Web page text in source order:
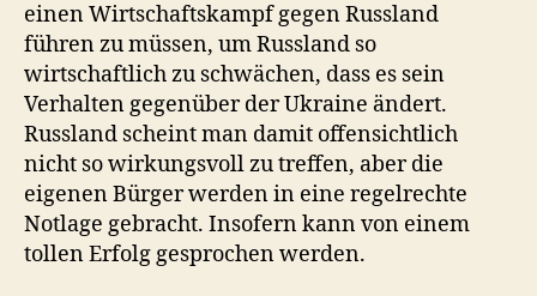
einen Wirtschaftskampf gegen Russland
führen zu müssen, um Russland so
wirtschaftlich zu schwächen, dass es sein
Verhalten gegenüber der Ukraine ändert.
Russland scheint man damit offensichtlich
nicht so wirkungsvoll zu treffen, aber die
eigenen Bürger werden in eine regelrechte
Notlage gebracht. Insofern kann von einem
tollen Erfolg gesprochen werden.